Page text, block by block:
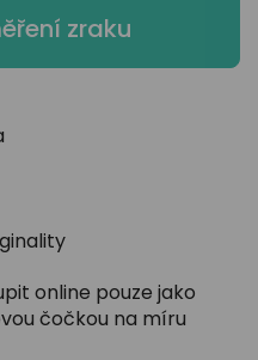
zraku
online pouze jako
čočkou na míru